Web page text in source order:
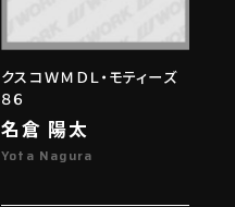
クスコＷＭＤＬ・モティーズ
８６
名倉 陽太
Yota Nagura